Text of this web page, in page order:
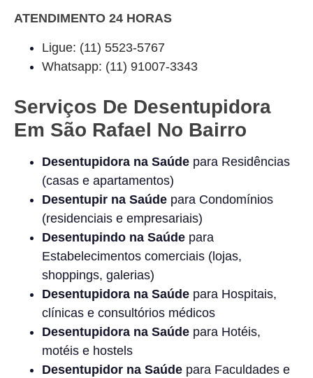
ATENDIMENTO 24 HORAS
Ligue: (11) 5523-5767
Whatsapp: (11) 91007-3343
Serviços De Desentupidora
Em São Rafael No Bairro
Desentupidora na Saúde para Residências
(casas e apartamentos)
Desentupir na Saúde para Condomínios
(residenciais e empresariais)
Desentupindo na Saúde para
Estabelecimentos comerciais (lojas,
shoppings, galerias)
Desentupidora na Saúde para Hospitais,
clínicas e consultórios médicos
Desentupidora na Saúde para Hotéis,
motéis e hostels
Desentupidor na Saúde para Faculdades e